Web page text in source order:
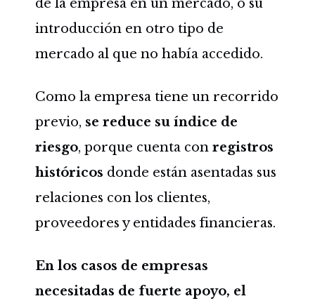
de la empresa en un mercado, o su
introducción en otro tipo de
mercado al que no había accedido.
Como la empresa tiene un recorrido
previo, se reduce su índice de
riesgo, porque cuenta conregistros
históricos donde están asentadas sus
relaciones con los clientes,
proveedores y entidades financieras.
En los casos de empresas
necesitadas de fuerte apoyo, el